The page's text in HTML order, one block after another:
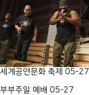
세계공연문화 축제 05-27
부부주일 예배 05-27